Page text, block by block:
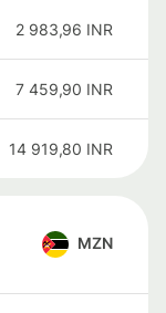
2 983,96 INR
7 459,90 INR
14 919,80 INR
MZN